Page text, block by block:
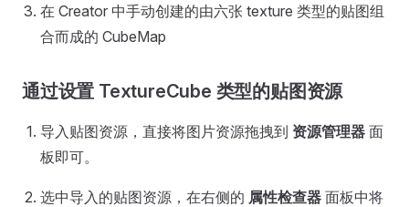
在 Creator 中手动创建的由六张 texture 类型的贴图组
合而成的 CubeMap
通过设置 TextureCube 类型的贴图资源
导入贴图资源，直接将图片资源拖拽到 资源管理器 面
板即可。
选中导入的贴图资源，在右侧的 属性检查器 面板中将